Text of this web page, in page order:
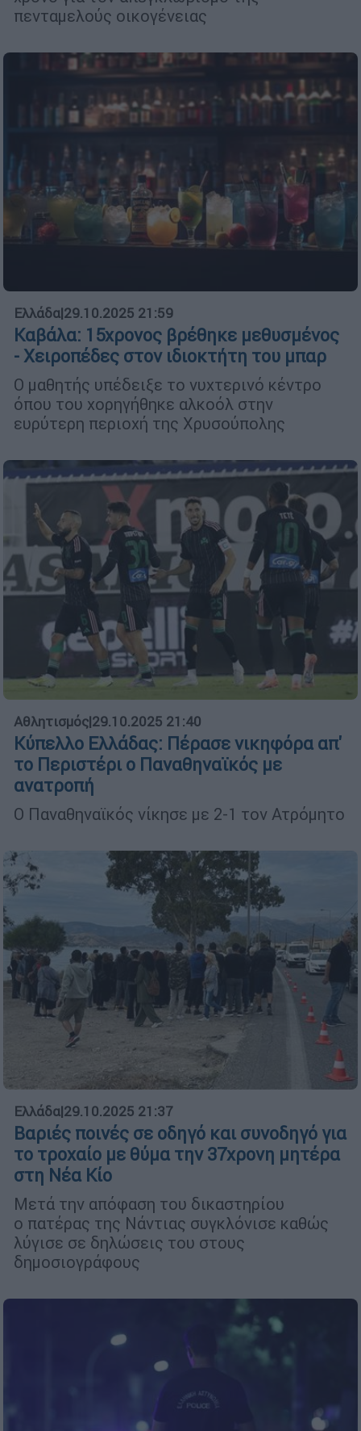
πενταμελούς οικογένειας
Ελλάδα|29.10.2025 21:59
Καβάλα: 15χρονος βρέθηκε μεθυσμένος
- Χειροπέδες στον ιδιοκτήτη του μπαρ
Ο μαθητής υπέδειξε το νυχτερινό κέντρο
όπου του χορηγήθηκε αλκοόλ στην
ευρύτερη περιοχή της Χρυσούπολης
Αθλητισμός|29.10.2025 21:40
Κύπελλο Ελλάδας: Πέρασε νικηφόρα απ'
το Περιστέρι ο Παναθηναϊκός με
ανατροπή
Ο Παναθηναϊκός νίκησε με 2-1 τον Ατρόμητο
Ελλάδα|29.10.2025 21:37
Βαριές ποινές σε οδηγό και συνοδηγό για
το τροχαίο με θύμα την 37χρονη μητέρα
στη Νέα Κίο
Μετά την απόφαση του δικαστηρίου
ο πατέρας της Νάντιας συγκλόνισε καθώς
λύγισε σε δηλώσεις του στους
δημοσιογράφους